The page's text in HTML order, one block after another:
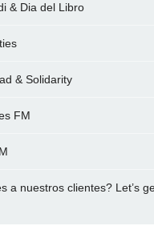
& Dia del Libro
& Solidarity
FM
a nuestros clientes? Let’s